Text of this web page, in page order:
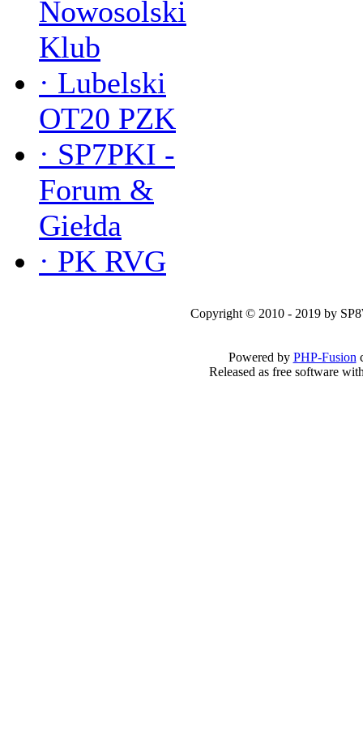
Nowosolski
Klub
· Lubelski
OT20 PZK
· SP7PKI -
Forum &
Giełda
· PK RVG
Copyright © 2010 - 2019 by
Powered by PHP-Fusion
Released as free software